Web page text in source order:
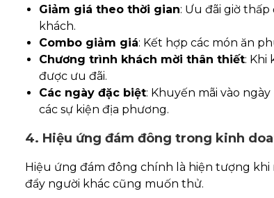
Giảm giá theo thời gian: Ưu đãi giờ
khách.
Combo giảm giá: Kết hợp các món ăn
Chương trình khách mời thân thiết: Khi
được ưu đãi.
Các ngày đặc biệt: Khuyến mãi vào
các sự kiện địa phương.
4. Hiệu ứng đám đông trong kinh
Hiệu ứng đám đông chính là hiện tượng
đẩy người khác cũng muốn thử.